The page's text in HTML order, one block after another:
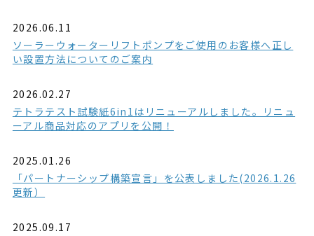
2026.06.11
ソーラーウォーターリフトポンプをご使用のお客様へ正し
い設置方法についてのご案内
2026.02.27
テトラテスト試験紙6in1はリニューアルしました。リニュ
ーアル商品対応のアプリを公開！
2025.01.26
「パートナーシップ構築宣言」を公表しました(2026.1.26
更新）
2025.09.17